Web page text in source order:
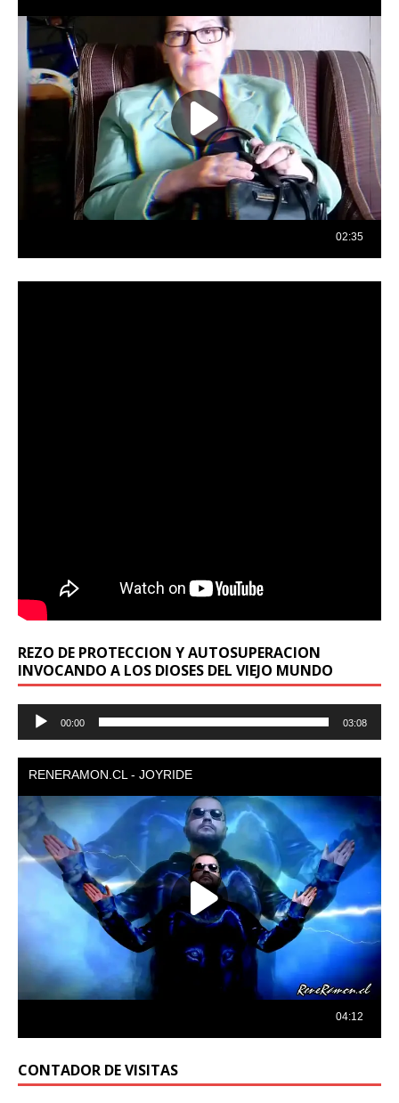
REZO DE PROTECCION Y AUTOSUPERACION
INVOCANDO A LOS DIOSES DEL VIEJO MUNDO
Reproductor
00:00 03:08
CONTADOR DE VISITAS